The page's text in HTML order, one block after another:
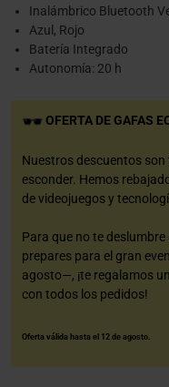
Inalámbrico Bluetooth
Azul, Rojo
Batería Integrado
Autonomía: 20 h
OFERTA DE GAFAS
Nuestros descuentos son
esconder. Hemos
de videojuegos y
Para que no te
prepares para el gran
agosto—, ¡te regalamos
con todos los pedidos!
Oferta válida hasta el 12 de agosto.